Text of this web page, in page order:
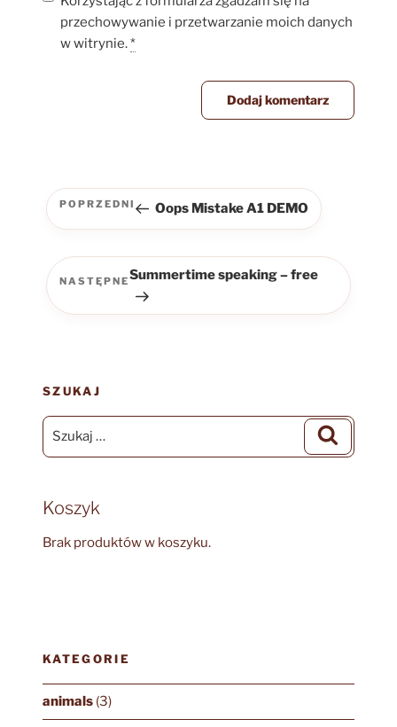
przechowywanie i przetwarzanie moich danych
w witrynie.*
wpisu
Poprzedni
POPRZEDNI Oops Mistake A1 DEMO
wpis
NASTĘPNESummertime speaking – free
SZUKAJ
Szukaj:
Koszyk
Brak produktów w koszyku.
KATEGORIE
animals(3)